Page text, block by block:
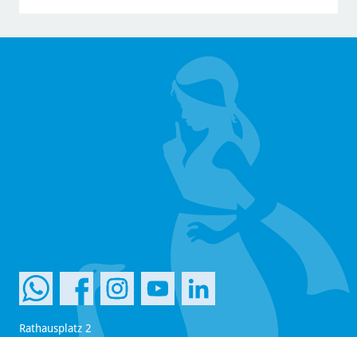
Rathausplatz 2